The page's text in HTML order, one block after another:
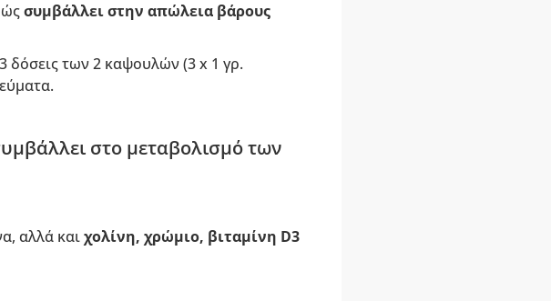
συμβάλλει στην απώλεια βάρους
δόσεις των 2 καψουλών (3 x 1 γρ.
στο μεταβολισμό των
αλλά καιχολίνη, χρώμιο, βιταμίνη D3